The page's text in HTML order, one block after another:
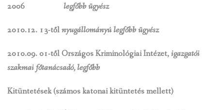
2006 legfőbb ügyész
2010.12. 13-tőlnyugállományú legfőbb ügyész
2010.09. 01-től Országos Kriminológiai Intézet,igazgatói
szakmai főtanácsadó, legfőbb
Kitüntetések(számos katonai kitüntetés mellett)